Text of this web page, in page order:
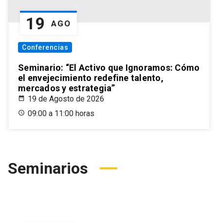
19 AGO
Conferencias
Seminario: “El Activo que Ignoramos: Cómo
el envejecimiento redefine talento,
mercados y estrategia”
19 de Agosto de 2026
09:00 a 11:00 horas
Seminarios